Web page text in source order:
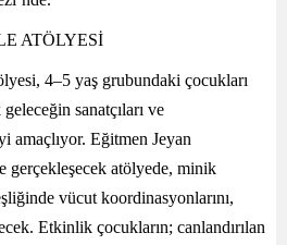
ATÖLYESİ
4–5 yaş grubundaki çocukları
sanatçıları ve
amaçlıyor. Eğitmen Jeyan
gerçekleşecek atölyede, minik
vücut koordinasyonlarını,
Etkinlik çocukların; canlandırılan